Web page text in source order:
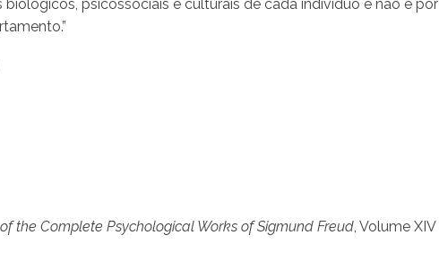
psicossociais e culturais de cada indivíduo e não é por
the Complete Psychological Works of Sigmund Freud , Volume XIV